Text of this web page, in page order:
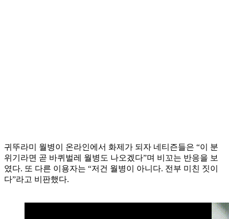
귀뚜라미 월병이 온라인에서 화제가 되자 네티즌들은 “이 분
위기라면 곧 바퀴벌레 월병도 나오겠다”며 비꼬는 반응을 보
였다. 또 다른 이용자는 “저건 월병이 아니다. 전부 미친 짓이
다”라고 비판했다.